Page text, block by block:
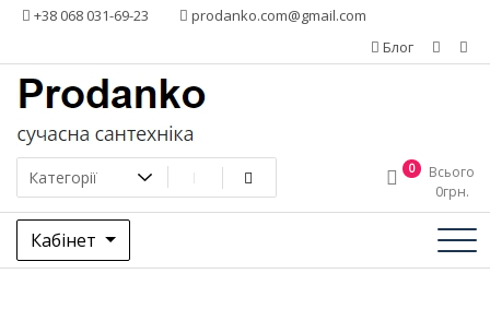
Додати+38 068 031-69-23
prodanko.com@gmail.com
Блог
0
Всього
0грн.
Кабінет